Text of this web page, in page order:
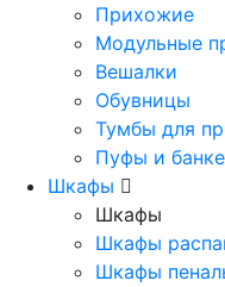
Прихожие
Модульные
Вешалки
Обувницы
Тумбы для
Пуфы и
Шкафы
Шкафы
Шкафы
Шкафы